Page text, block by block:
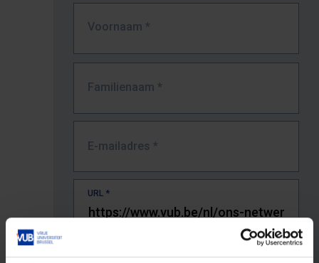
Voornaam *
Familienaam *
E-mailadres *
URL *
De volledige URL van de pagina waar je de fout zag.